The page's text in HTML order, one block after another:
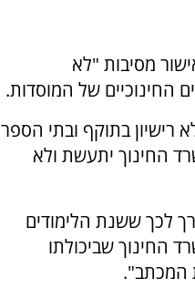
מסיבות "לא
החינוכיים של המוסדות.
בתוקף ובתי הספר
החינוך יתעשת ולא
לכך ששנת הלימודים
החינוך שביכולתו
המכתב".